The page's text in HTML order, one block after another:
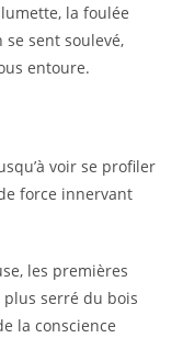
la foulée
se sent soulevé,
entoure.
voir se profiler
force innervant
les premières
serré du bois
la conscience